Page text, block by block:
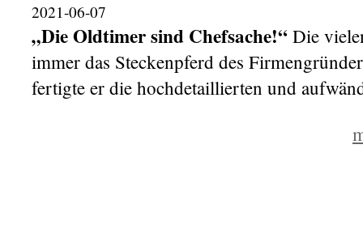
2021-06-07
„Die Oldtimer sind Chefsache!“ Die
immer das Steckenpferd des
fertigte er die hochdetaillierten und